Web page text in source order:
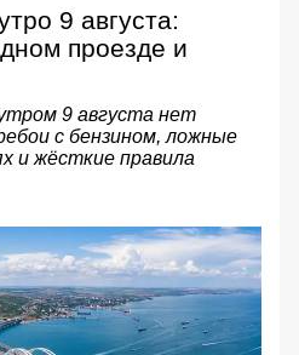
9 августа:
проезде и
9 августа нет
с бензином, ложные
и жёсткие правила